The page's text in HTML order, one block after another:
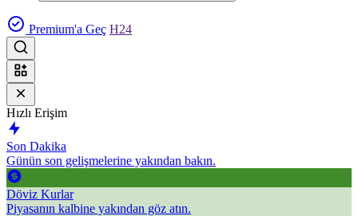
Premium'a Geç H24
Hızlı Erişim
Son Dakika
Günün son gelişmelerine yakından bakın.
Döviz Kurlar
Piyasanın kalbine yakından göz atın.